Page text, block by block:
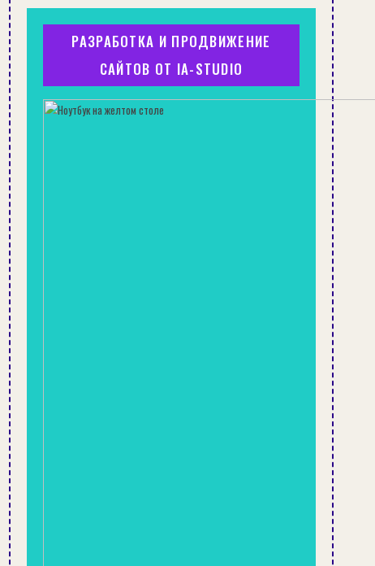
РАЗРАБОТКА И ПРОДВИЖЕНИЕ
САЙТОВ ОТ IA-STUDIO